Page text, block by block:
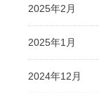
2025年2月
2025年1月
2024年12月